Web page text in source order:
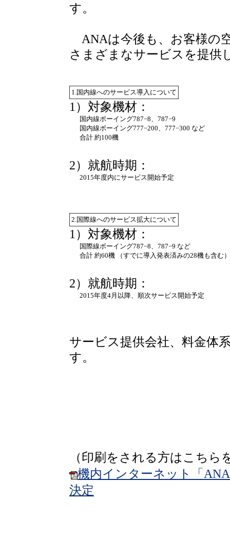
す。
ANAは今後も、お客様の
さまざまなサービスを提供
1.国内線へのサービス導入について
1）対象機材：
国内線ボーイング787−8、787−9
国内線ボーイング777−200、777−300 など
合計 約100機
2）就航時期：
2015年度内にサービス開始予定
2.国際線へのサービス拡大について
1）対象機材：
国際線ボーイング787−8、787−9 など
合計 約60機 （すでに導入発表済みの28機も含む）
2）就航時期：
2015年度4月以降、順次サービス開始予定
サービス提供会社、料金体
す。
（印刷をされる方はこちら
機内インターネット「
決定